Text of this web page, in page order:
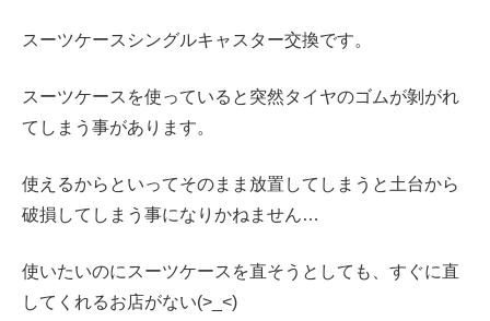
スーツケースシングルキャスター交換です。
スーツケースを使っていると突然タイヤのゴムが剝がれ
てしまう事があります。
使えるからといってそのまま放置してしまうと土台から
破損してしまう事になりかねません…
使いたいのにスーツケースを直そうとしても、すぐに直
してくれるお店がない(>_<)